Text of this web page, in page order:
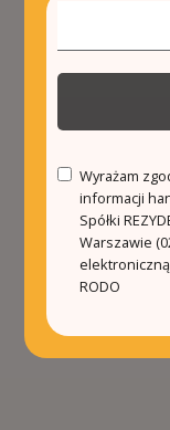
Wyrażam
informacji
Spółki
Warszawie
RODO